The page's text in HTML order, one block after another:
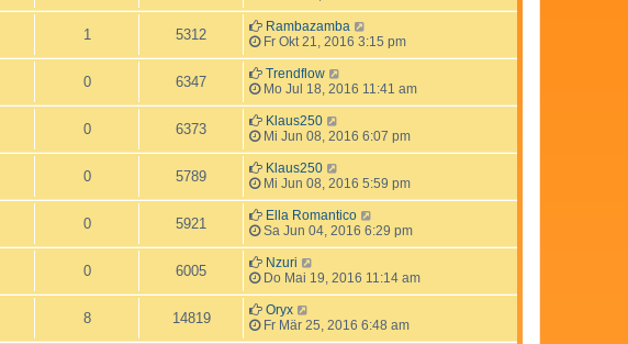
1 5312
Rambazamba
Fr Okt 21, 2016 3:15 pm
0 6347
Trendflow
Mo Jul 18, 2016 11:41 am
0 6373
Klaus250
Mi Jun 08, 2016 6:07 pm
0 5789
Klaus250
Mi Jun 08, 2016 5:59 pm
0 5921
Ella Romantico
Sa Jun 04, 2016 6:29 pm
0 6005
Nzuri
Do Mai 19, 2016 11:14 am
8 14819
Oryx
Fr Mär 25, 2016 6:48 am